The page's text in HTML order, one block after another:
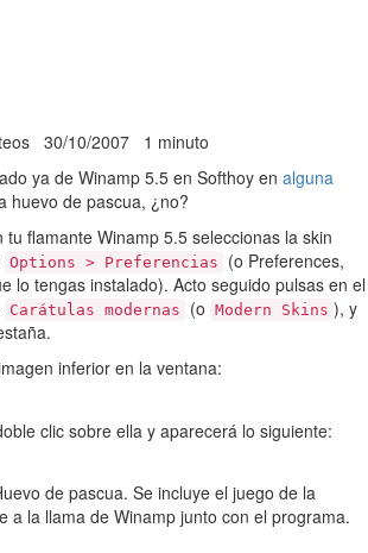
30/10/2007 1 minuto
ya de Winamp 5.5 en Softhoy en alguna
huevo de pascua, ¿no?
tu flamante Winamp 5.5 seleccionas la skin
Options > Preferencias
(o Preferences,
lo tengas instalado). Acto seguido pulsas en el
Carátulas modernas (o Modern Skins ), y
inferior en la ventana:
clic sobre ella y aparecerá lo siguiente:
de pascua. Se incluye el juego de la
a la llama de Winamp junto con el programa.